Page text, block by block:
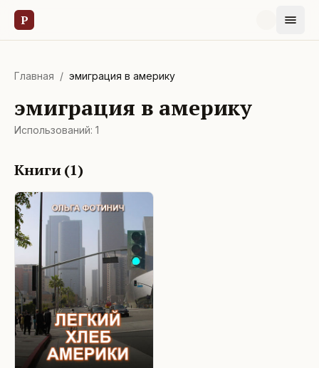
Р
Главная / эмиграция в америку
эмиграция в америку
Использований: 1
Книги (1)